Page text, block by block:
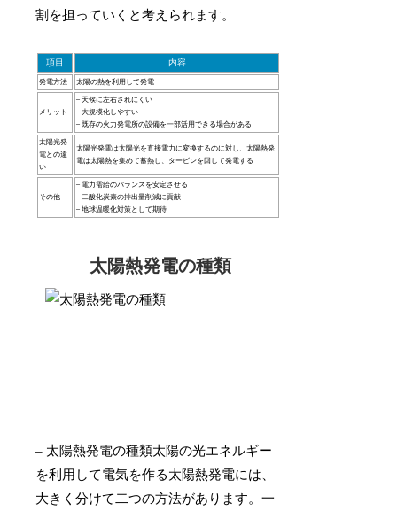
割を担っていくと考えられます。
項目 内容
発電方法 太陽の熱を利用して発電
メリット
– 天候に左右されにくい
– 大規模化しやすい
– 既存の火力発電所の設備を一部活用できる場合がある
太陽光発
電との違
い
太陽光発電は太陽光を直接電力に変換するのに対し、太陽熱発
電は太陽熱を集めて蓄熱し、タービンを回して発電する
その他
– 電力需給のバランスを安定させる
– 二酸化炭素の排出量削減に貢献
– 地球温暖化対策として期待
太陽熱発電の種類
– 太陽熱発電の種類太陽の光エネルギー
を利用して電気を作る太陽熱発電には、
大きく分けて二つの方法があります。一